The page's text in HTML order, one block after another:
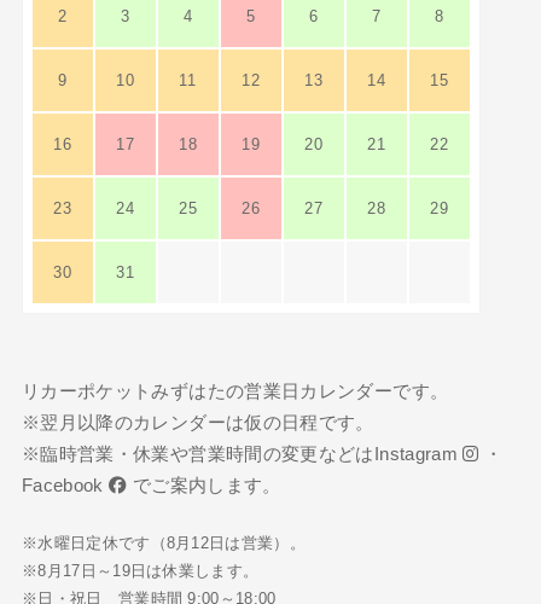
2 3 4 5 6 7 8
9 10 11 12 13 14 15
16 17 18 19 20 21 22
23 24 25 26 27 28 29
30 31
リカーポケットみずはたの営業日カレンダーです。
※翌月以降のカレンダーは仮の日程です。
※臨時営業・休業や営業時間の変更などは Instagram
・
Facebook
でご案内します。
※水曜日定休です（8月12日は営業）。
※8月17日～19日は休業します。
※日・祝日 営業時間 9:00～18:00